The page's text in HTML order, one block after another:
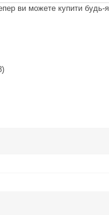
ви можете купити